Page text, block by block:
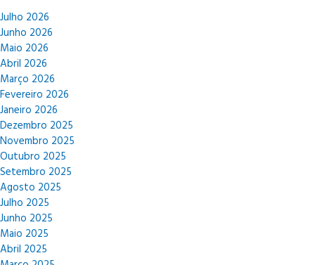
Julho 2026
Junho 2026
Maio 2026
Abril 2026
Março 2026
Fevereiro 2026
Janeiro 2026
Dezembro 2025
Novembro 2025
Outubro 2025
Setembro 2025
Agosto 2025
Julho 2025
Junho 2025
Maio 2025
Abril 2025